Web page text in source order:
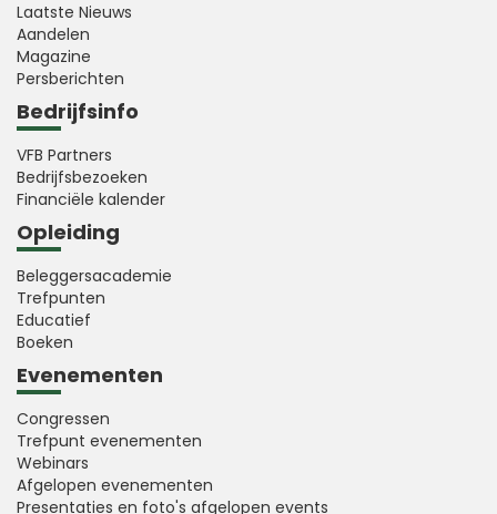
Laatste Nieuws
Aandelen
Magazine
Persberichten
Bedrijfsinfo
VFB Partners
Bedrijfsbezoeken
Financiële kalender
Opleiding
Beleggersacademie
Trefpunten
Educatief
Boeken
Evenementen
Congressen
Trefpunt evenementen
Webinars
Afgelopen evenementen
Presentaties en foto's afgelopen events